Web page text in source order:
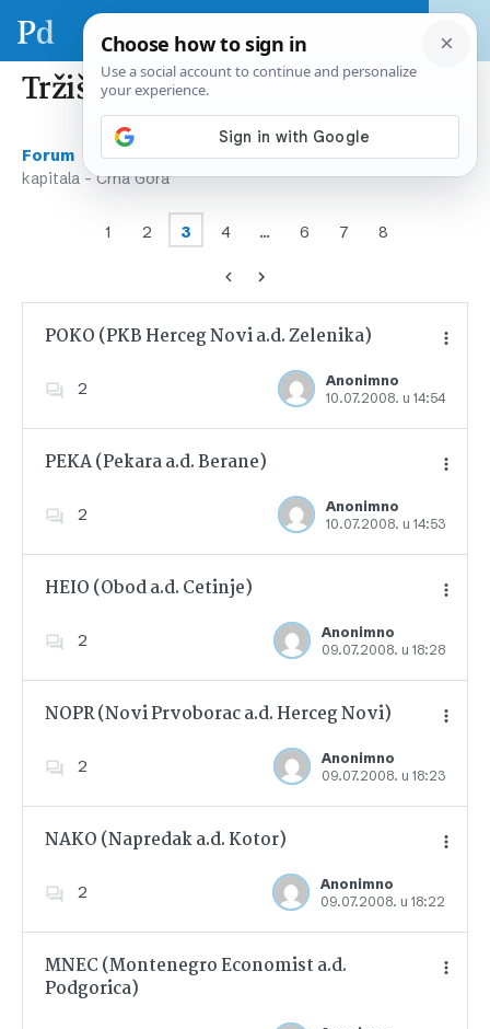
Tržišta kapitala – Crna Gora
Forum Tržište kapitala – regija & svijet ›
Tržišta
kapitala – Crna Gora
1 2 3 4 … 6 7 8
POKO (PKB Herceg Novi a.d. Zelenika)
2
Anonimno
10.07.2008. u 14:54
Dodajte u favorite
PEKA (Pekara a.d. Berane)
2
Anonimno
10.07.2008. u 14:53
Dodajte u favorite
HEIO (Obod a.d. Cetinje)
2
Anonimno
09.07.2008. u 18:28
Dodajte u favorite
NOPR (Novi Prvoborac a.d. Herceg Novi)
2
Anonimno
09.07.2008. u 18:23
Dodajte u favorite
NAKO (Napredak a.d. Kotor)
2
Anonimno
09.07.2008. u 18:22
Dodajte u favorite
MNEC (Montenegro Economist a.d.
Podgorica)